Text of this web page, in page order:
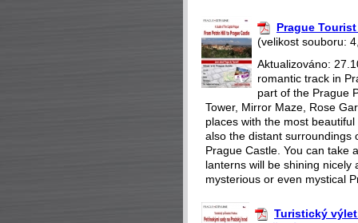
Prague
(velikost souboru:
Aktualizováno:
romantic track in
part of the Prague
Tower, Mirror Maze, Rose
places with the most
also the distant surroundings
Prague Castle. You can take
lanterns will be shining
mysterious or even mystical
Turistický